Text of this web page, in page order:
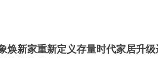
焕新家重新定义存量时代家居升